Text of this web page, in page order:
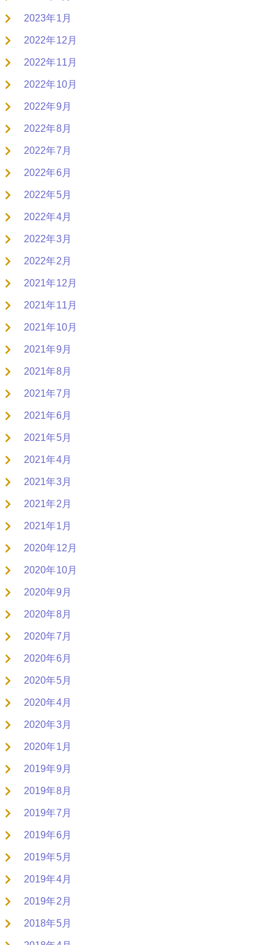
2023年1月
2022年12月
2022年11月
2022年10月
2022年9月
2022年8月
2022年7月
2022年6月
2022年5月
2022年4月
2022年3月
2022年2月
2021年12月
2021年11月
2021年10月
2021年9月
2021年8月
2021年7月
2021年6月
2021年5月
2021年4月
2021年3月
2021年2月
2021年1月
2020年12月
2020年10月
2020年9月
2020年8月
2020年7月
2020年6月
2020年5月
2020年4月
2020年3月
2020年1月
2019年9月
2019年8月
2019年7月
2019年6月
2019年5月
2019年4月
2019年2月
2018年5月